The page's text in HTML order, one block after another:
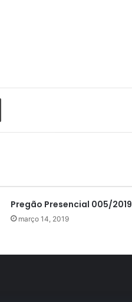
Imprimir
Pregão Presencial 005/2019
março 14, 2019